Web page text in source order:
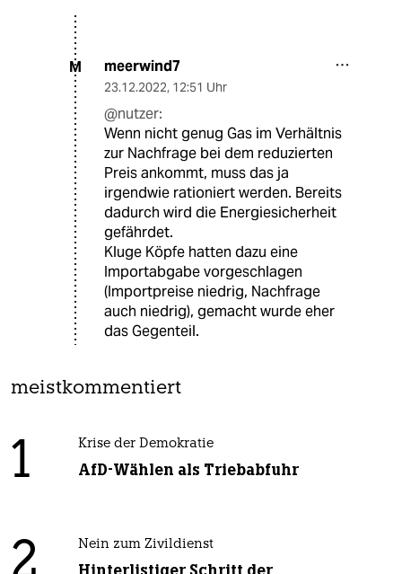
M meerwind7
23.12.2022, 12:51 Uhr
@nutzer:
Wenn nicht genug Gas im Verhältnis
zur Nachfrage bei dem reduzierten
Preis ankommt, muss das ja
irgendwie rationiert werden. Bereits
dadurch wird die Energiesicherheit
gefährdet.
Kluge Köpfe hatten dazu eine
Importabgabe vorgeschlagen
(Importpreise niedrig, Nachfrage
auch niedrig), gemacht wurde eher
das Gegenteil.
meistkommentiert
1 Krise der Demokratie
AfD-Wählen als Triebabfuhr
Nein zum Zivildienst